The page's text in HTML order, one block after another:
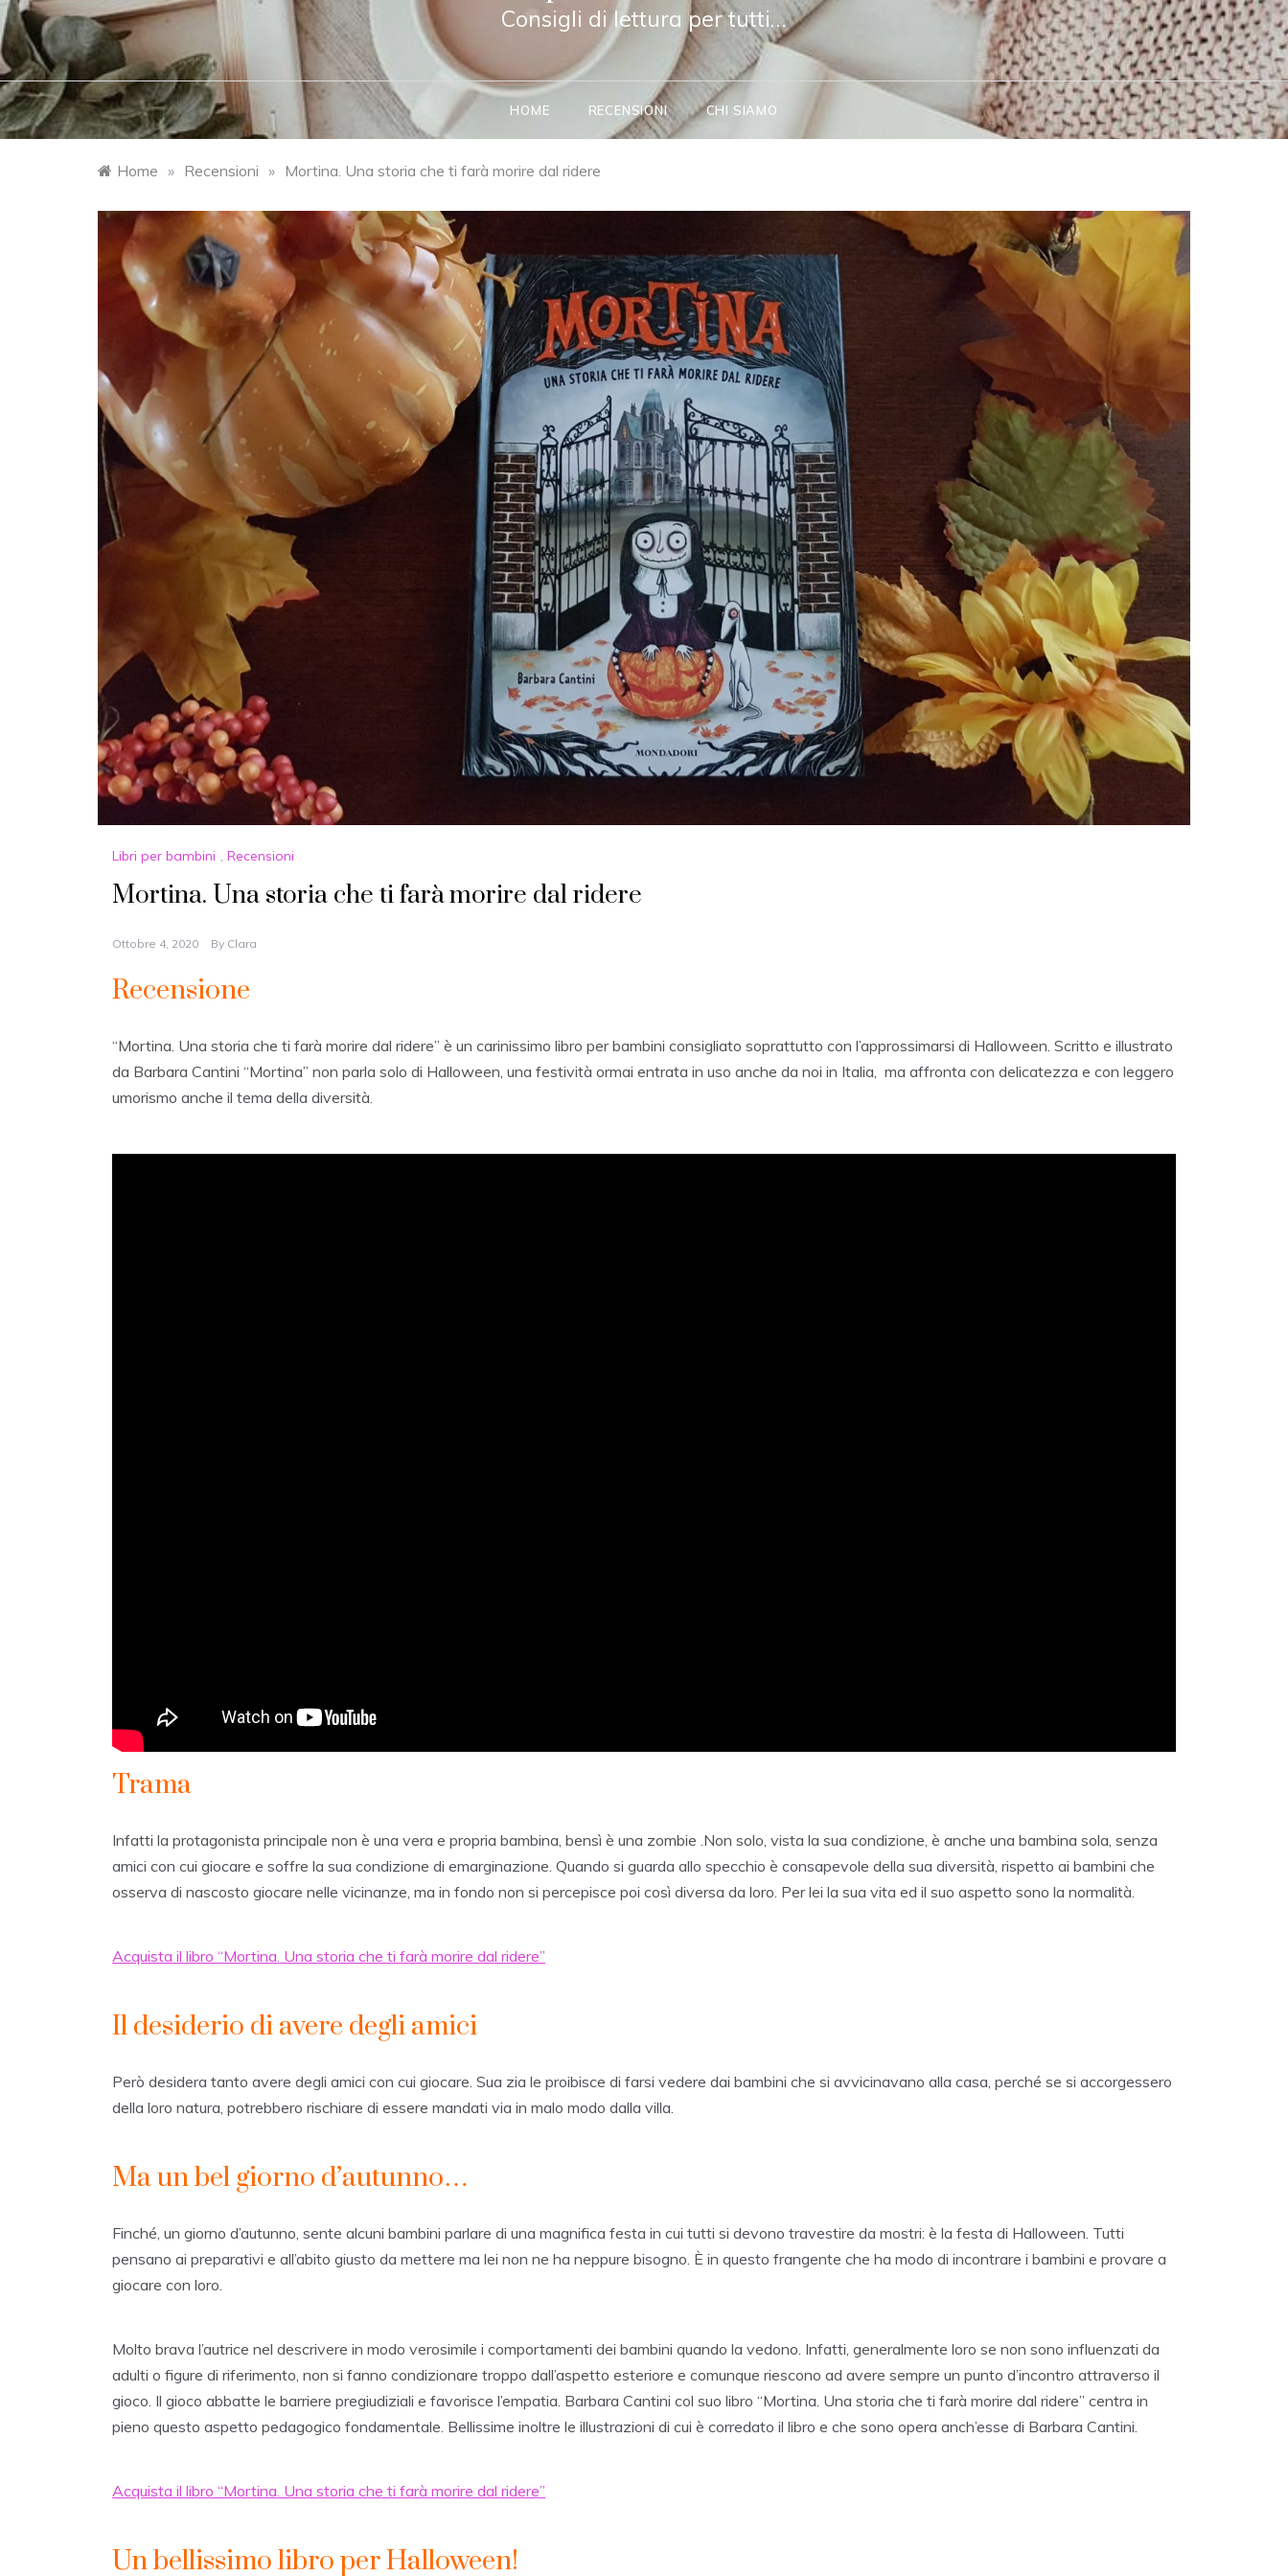
Consigli di lettura per tutti…
HOME RECENSIONI CHI SIAMO
Home » Recensioni » Mortina. Una storia che ti farà morire dal ridere
Libri per bambini , Recensioni
Mortina. Una storia che ti farà morire dal ridere
Ottobre 4, 2020 By Clara
Recensione
“Mortina. Una storia che ti farà morire dal ridere” è un carinissimo libro per bambini consigliato soprattutto con l’approssimarsi di Halloween. Scritto e illustrato
da Barbara Cantini “Mortina” non parla solo di Halloween, una festività ormai entrata in uso anche da noi in Italia, ma affronta con delicatezza e con leggero
umorismo anche il tema della diversità.
Trama
Infatti la protagonista principale non è una vera e propria bambina, bensì è una zombie .Non solo, vista la sua condizione, è anche una bambina sola, senza
amici con cui giocare e soffre la sua condizione di emarginazione. Quando si guarda allo specchio è consapevole della sua diversità, rispetto ai bambini che
osserva di nascosto giocare nelle vicinanze, ma in fondo non si percepisce poi così diversa da loro. Per lei la sua vita ed il suo aspetto sono la normalità.
Acquista il libro “Mortina. Una storia che ti farà morire dal ridere”
Il desiderio di avere degli amici
Però desidera tanto avere degli amici con cui giocare. Sua zia le proibisce di farsi vedere dai bambini che si avvicinavano alla casa, perché se si accorgessero
della loro natura, potrebbero rischiare di essere mandati via in malo modo dalla villa.
Ma un bel giorno d’autunno…
Finché, un giorno d’autunno, sente alcuni bambini parlare di una magnifica festa in cui tutti si devono travestire da mostri: è la festa di Halloween. Tutti
pensano ai preparativi e all’abito giusto da mettere ma lei non ne ha neppure bisogno. È in questo frangente che ha modo di incontrare i bambini e provare a
giocare con loro.
Molto brava l’autrice nel descrivere in modo verosimile i comportamenti dei bambini quando la vedono. Infatti, generalmente loro se non sono influenzati da
adulti o figure di riferimento, non si fanno condizionare troppo dall’aspetto esteriore e comunque riescono ad avere sempre un punto d’incontro attraverso il
gioco. Il gioco abbatte le barriere pregiudiziali e favorisce l’empatia. Barbara Cantini col suo libro “Mortina. Una storia che ti farà morire dal ridere” centra in
pieno questo aspetto pedagogico fondamentale. Bellissime inoltre le illustrazioni di cui è corredato il libro e che sono opera anch’esse di Barbara Cantini.
Acquista il libro “Mortina. Una storia che ti farà morire dal ridere”
Un bellissimo libro per Halloween!